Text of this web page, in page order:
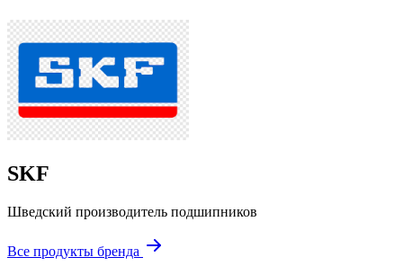
SKF
Шведский производитель подшипников
Все продукты бренда